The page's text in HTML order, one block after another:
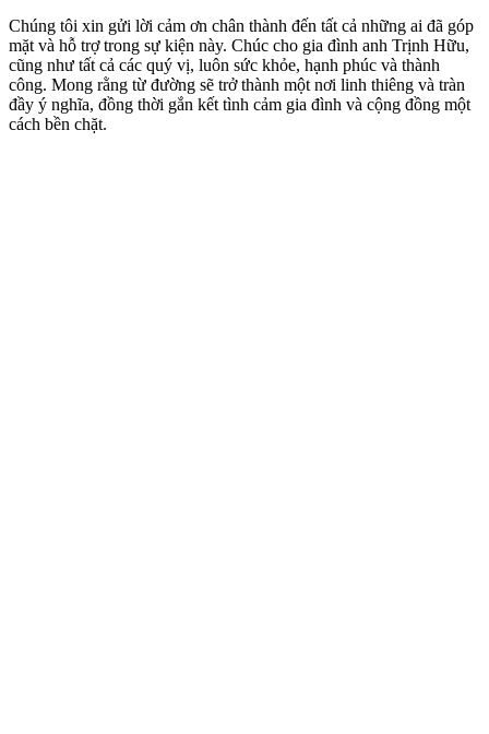
Chúng tôi xin gửi lời cảm ơn chân thành đến tất cả những ai đã góp
mặt và hỗ trợ trong sự kiện này. Chúc cho gia đình anh Trịnh Hữu,
cũng như tất cả các quý vị, luôn sức khỏe, hạnh phúc và thành
công. Mong rằng từ đường sẽ trở thành một nơi linh thiêng và tràn
đầy ý nghĩa, đồng thời gắn kết tình cảm gia đình và cộng đồng một
cách bền chặt.